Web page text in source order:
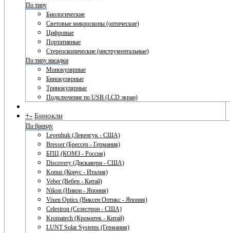
По типу
Биологические
Световые микроскопы (оптические)
Цифровые
Портативные
Стереоскопические (инструментальные)
По типу насадки
Монокулярные
Бинокулярные
Тринокулярные
Подключение по USB (LCD экран)
+- Бинокли
По бренду
Levenhuk (Левенгук - США)
Bresser (Брессер - Германия)
БПЦ (КОМЗ - Россия)
Discovery (Дискавери - США)
Konus (Конус - Италия)
Veber (Вебер - Китай)
Nikon (Никон - Япония)
Vixen Optics (Виксен Оптикс - Япония)
Celestron (Селестрон - США)
Kromatech (Кроматек - Китай)
LUNT Solar Systems (Германия)